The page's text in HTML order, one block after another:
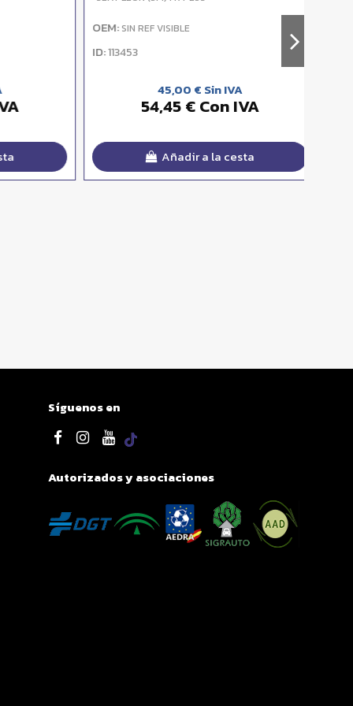
OEM:SIN REF VISIBLE
113453
45,00 € Sin IVA
54,45 € Con IVA
Añadir a la cesta
Síguenos en
Autorizados y asociaciones